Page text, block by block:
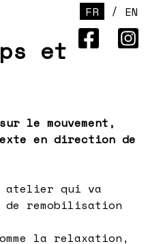
FR / EN
et
le mouvement,
en direction de
atelier qui va
de remobilisation
la relaxation,